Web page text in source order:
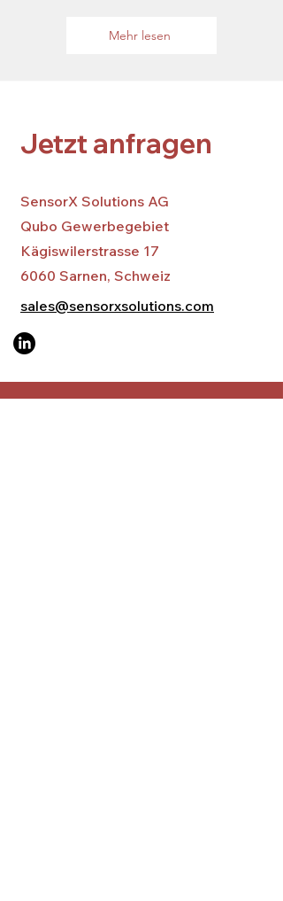
Mehr lesen
Jetzt anfragen
SensorX Solutions AG
Qubo Gewerbegebiet
Kägiswilerstrasse 17
6060 Sarnen, Schweiz
sales@sensorxsolutions.com